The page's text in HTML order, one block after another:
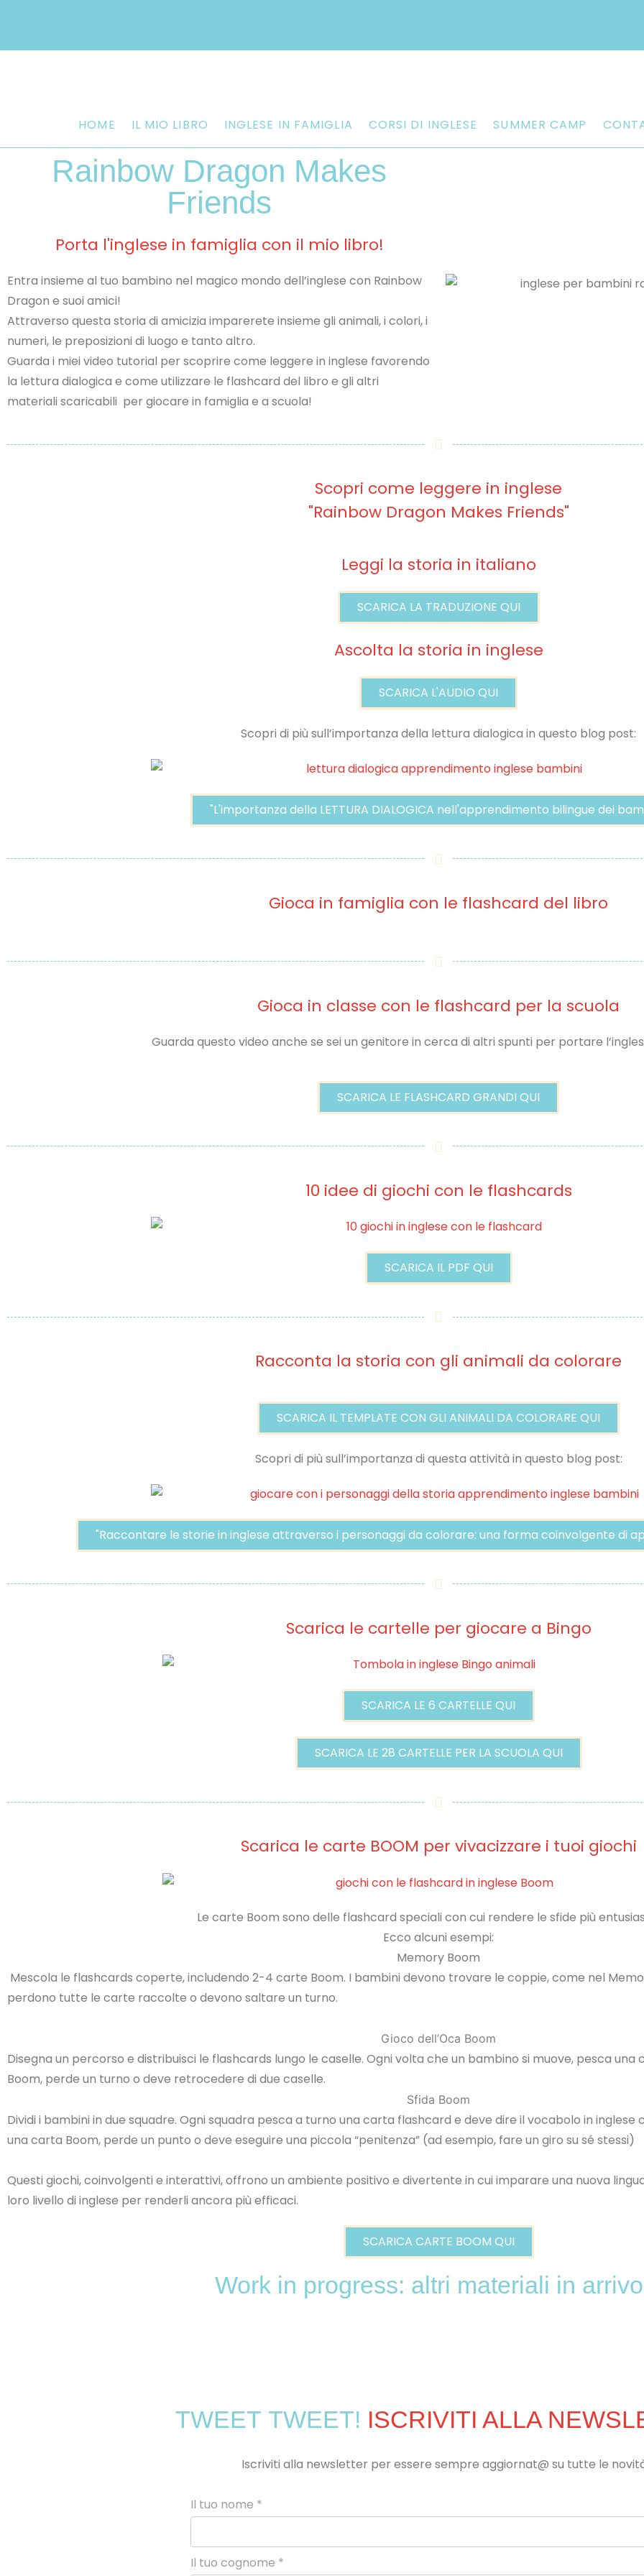
HOME IL MIO LIBRO INGLESE IN FAMIGLIA CORSI DI INGLESE SUMMER CAMP
Rainbow Dragon Makes
Friends
Porta l'inglese in famiglia con il mio libro!
Entra insieme al tuo bambino nel magico mondo dell’inglese con Rainbow
Dragon e suoi amici!
Attraverso questa storia di amicizia imparerete insieme gli animali, i colori, i
numeri, le preposizioni di luogo e tanto altro.
Guarda i miei video tutorial per scoprire come leggere in inglese favorendo
la lettura dialogica e come utilizzare le flashcard del libro e gli altri
materiali scaricabili per giocare in famiglia e a scuola!
Scopri come leggere in inglese
"Rainbow Dragon Makes Friends"
Leggi la storia in italiano
SCARICA LA TRADUZIONE QUI
Ascolta la storia in inglese
SCARICA L'AUDIO QUI
Scopri di più sull’importanza della lettura dialogica in questo blog post:
"L'importanza della LETTURA DIALOGICA nell'apprendimento bilingue dei
Gioca in famiglia con le flashcard del libro
Gioca in classe con le flashcard per la scuola
Guarda questo video anche se sei un genitore in cerca di altri spunti per portare
SCARICA LE FLASHCARD GRANDI QUI
10 idee di giochi con le flashcards
SCARICA IL PDF QUI
Racconta la storia con gli animali da colorare
SCARICA IL TEMPLATE CON GLI ANIMALI DA COLORARE QUI
Scopri di più sull’importanza di questa attività in questo blog post:
"Raccontare le storie in inglese attraverso i personaggi da colorare: una forma coinvolgente di
Scarica le cartelle per giocare a Bingo
SCARICA LE 6 CARTELLE QUI
SCARICA LE 28 CARTELLE PER LA SCUOLA QUI
Scarica le carte BOOM per vivacizzare i tuoi giochi
Le carte Boom sono delle flashcard speciali con cui rendere le sfide più
Ecco alcuni esempi:
Memory Boom
Mescola le flashcards coperte, includendo 2-4 carte Boom. I bambini devono trovare le coppie, come nel
perdono tutte le carte raccolte o devono saltare un turno.
Gioco dell’Oca Boom
Disegna un percorso e distribuisci le flashcards lungo le caselle. Ogni volta che un bambino si muove, pesca
Boom, perde un turno o deve retrocedere di due caselle.
Sfida Boom
Dividi i bambini in due squadre. Ogni squadra pesca a turno una carta flashcard e deve dire il vocabolo in
una carta Boom, perde un punto o deve eseguire una piccola “penitenza” (ad esempio, fare un giro su sé stessi)
Questi giochi, coinvolgenti e interattivi, offrono un ambiente positivo e divertente in cui imparare una nuova
loro livello di inglese per renderli ancora più efficaci.
SCARICA CARTE BOOM QUI
Work in progress: altri materiali in
TWEET TWEET! ISCRIVITI ALLA
Iscriviti alla newsletter per essere sempre aggiornat@ su tutte le
Il tuo nome *
Il tuo cognome *